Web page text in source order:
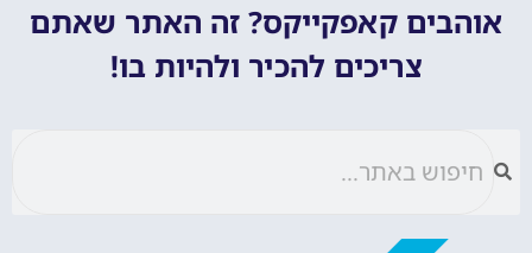
אוהבים קאפקייקס? זה האתר שאתם
צריכים להכיר ולהיות בו!